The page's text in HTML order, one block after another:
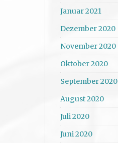
Januar 2021
Dezember 2020
November 2020
Oktober 2020
September 2020
August 2020
Juli 2020
Juni 2020